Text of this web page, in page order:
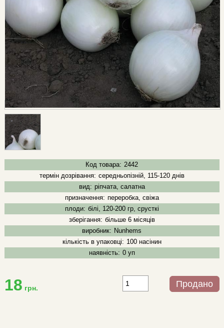
Код товара: 2442
термін дозрівання: середньопізній, 115-120 днів
вид: ріпчата, салатна
призначення: переробка, свіжа
плоди: білі, 120-200 гр, срусткі
зберігання: більше 6 місяців
виробник: Nunhems
кількість в упаковці: 100 насінин
наявність: 0 уп
18 грн. Продано